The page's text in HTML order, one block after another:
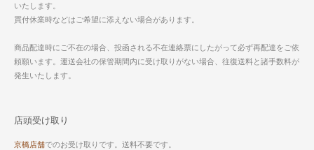
いたします。
買付休業時などはご希望に添えない場合があります。
商品配達時にご不在の場合、投函される不在連絡票にしたがって必ず再配達をご依
頼願います。運送会社の保管期間内に受け取りがない場合、往復送料と諸手数料が
発生いたします。
店頭受け取り
京橋店舗でのお受け取りです。送料不要です。